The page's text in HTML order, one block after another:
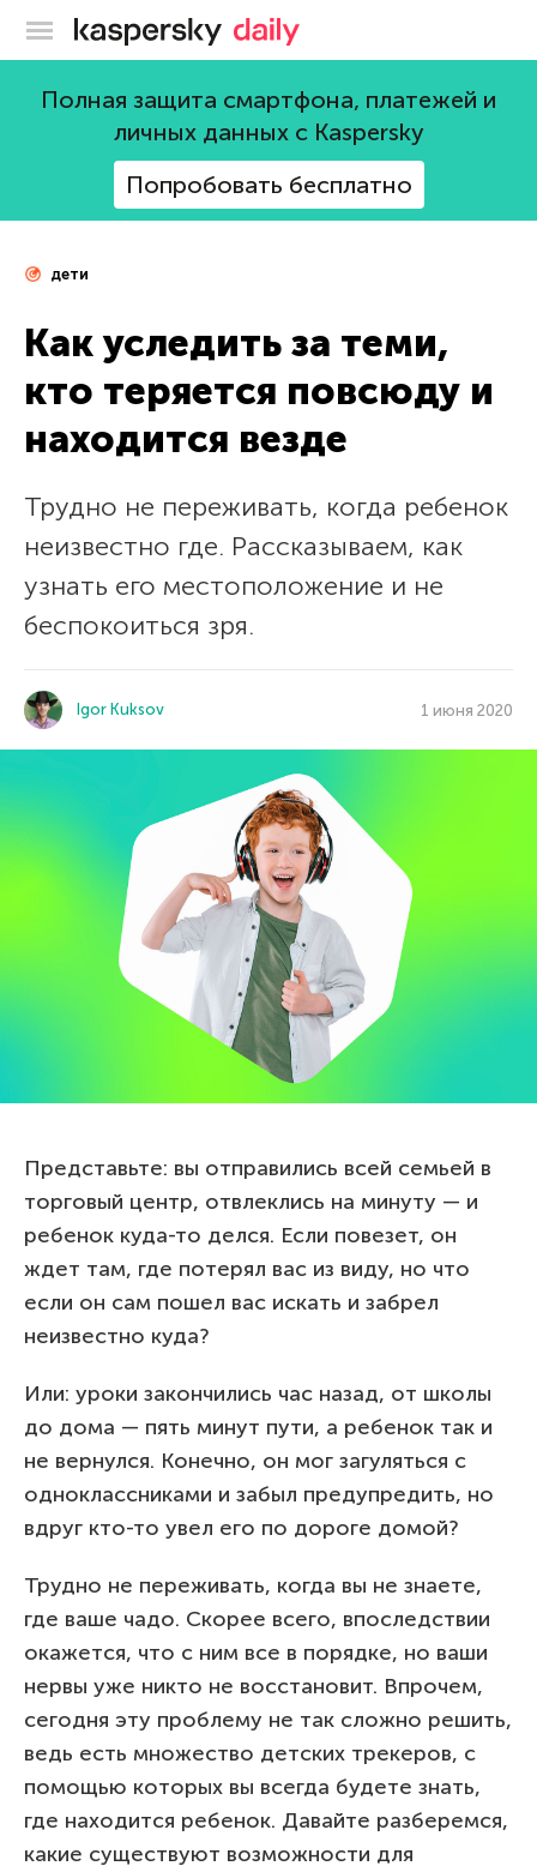
Блог Касперского
Полная защита смартфона, платежей и
личных данных с Kaspersky
Попробовать бесплатно
дети
Как уследить за теми,
кто теряется повсюду и
находится везде
Трудно не переживать, когда ребенок
неизвестно где. Рассказываем, как
узнать его местоположение и не
беспокоиться зря.
Igor Kuksov 1 июня 2020
Представьте: вы отправились всей семьей в
торговый центр, отвлеклись на минуту — и
ребенок куда-то делся. Если повезет, он
ждет там, где потерял вас из виду, но что
если он сам пошел вас искать и забрел
неизвестно куда?
Или: уроки закончились час назад, от школы
до дома — пять минут пути, а ребенок так и
не вернулся. Конечно, он мог загуляться с
одноклассниками и забыл предупредить, но
вдруг кто-то увел его по дороге домой?
Трудно не переживать, когда вы не знаете,
где ваше чадо. Скорее всего, впоследствии
окажется, что с ним все в порядке, но ваши
нервы уже никто не восстановит. Впрочем,
сегодня эту проблему не так сложно решить,
ведь есть множество детских трекеров, с
помощью которых вы всегда будете знать,
где находится ребенок. Давайте разберемся,
какие существуют возможности для